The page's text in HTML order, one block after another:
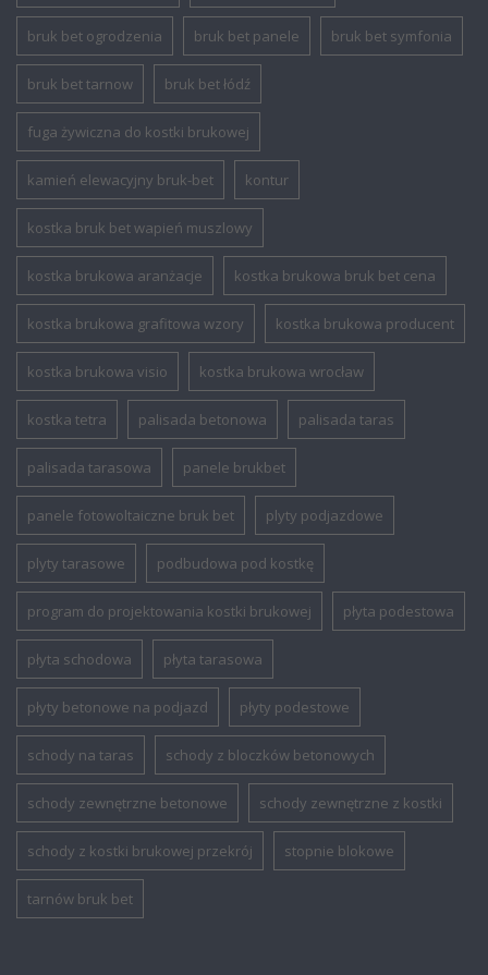
bruk bet ogrodzenia bruk bet panele bruk bet symfonia
bruk bet tarnow bruk bet łódź
fuga żywiczna do kostki brukowej
kamień elewacyjny bruk-bet kontur
kostka bruk bet wapień muszlowy
kostka brukowa aranżacje kostka brukowa bruk bet cena
kostka brukowa grafitowa wzory kostka brukowa producent
kostka brukowa visio kostka brukowa wrocław
kostka tetra palisada betonowa palisada taras
palisada tarasowa panele brukbet
panele fotowoltaiczne bruk bet plyty podjazdowe
plyty tarasowe podbudowa pod kostkę
program do projektowania kostki brukowej płyta podestowa
płyta schodowa płyta tarasowa
płyty betonowe na podjazd płyty podestowe
schody na taras schody z bloczków betonowych
schody zewnętrzne betonowe schody zewnętrzne z kostki
schody z kostki brukowej przekrój stopnie blokowe
tarnów bruk bet